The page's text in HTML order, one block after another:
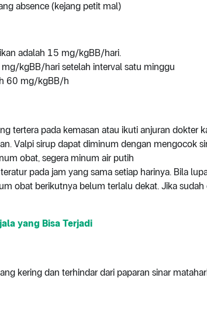
absence (kejang petit mal)
adalah 15 mg/kgBB/hari.
kgBB/hari setelah interval satu minggu
60 mg/kgBB/h
tertera pada kemasan atau ikuti anjuran dokter
Valpi sirup dapat diminum dengan mengocok
obat, segera minum air putih
pada jam yang sama setiap harinya. Bila
obat berikutnya belum terlalu dekat. Jika sudah
yang Bisa Terjadi
kering dan terhindar dari paparan sinar